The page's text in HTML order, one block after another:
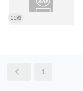
11图
1